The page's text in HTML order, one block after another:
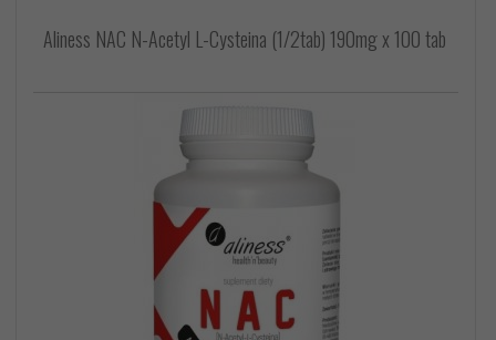
Aliness NAC N-Acetyl L-Cysteina (1/2tab) 190mg x 100 tab